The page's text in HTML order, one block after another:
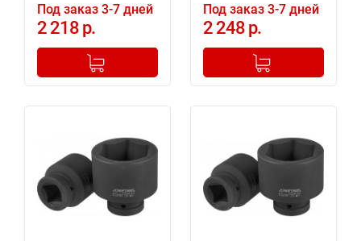
Под заказ 3-7 дней
2 218 р.
+
Добавлено в корзину
Под заказ 3-7 дней
2 248 р.
+
Добавлено в корзину